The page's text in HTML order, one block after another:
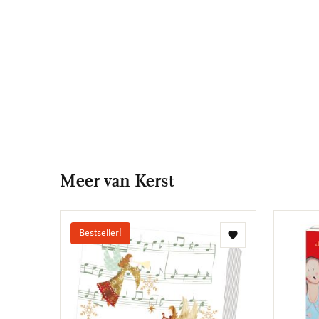
Meer van Kerst
Bestseller!
Toevoegen
aan
verlanglijst